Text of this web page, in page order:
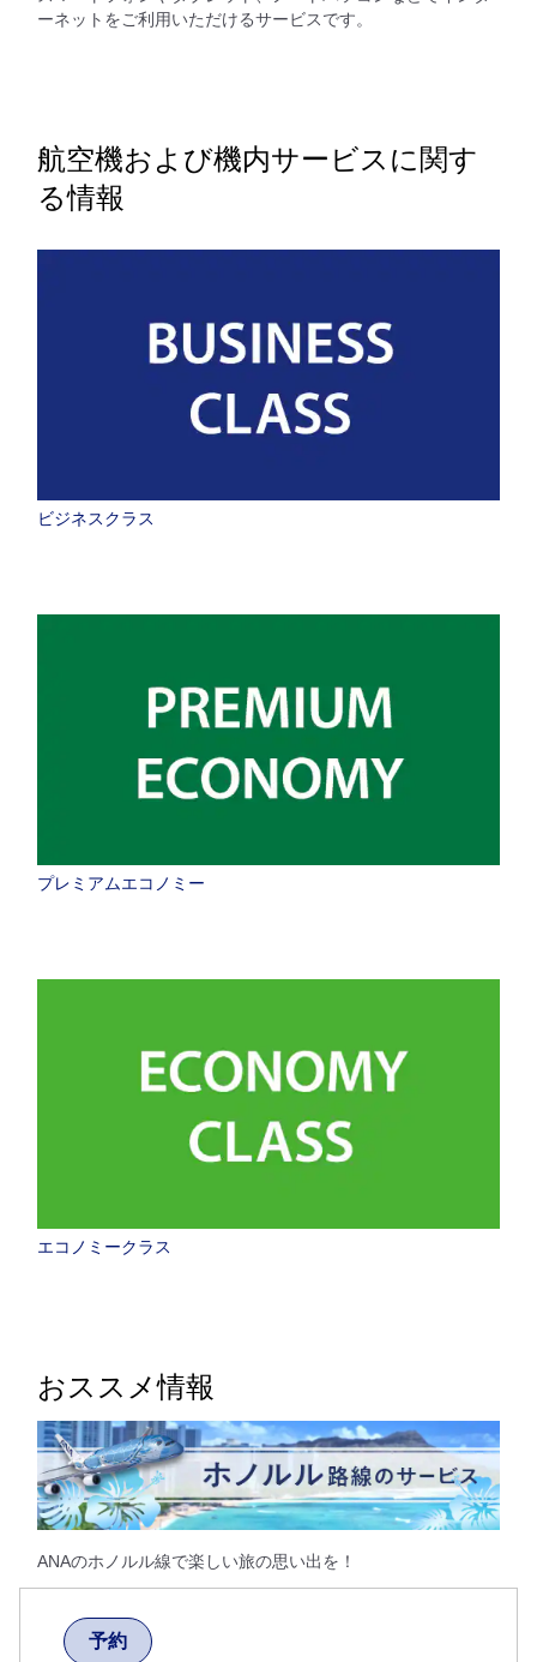
ーネットをご利用いただけるサービスです。
航空機および機内サービスに関す
る情報
ビジネスクラス
プレミアムエコノミー
エコノミークラス
おススメ情報
ANAのホノルル線で楽しい旅の思い出を！
予約